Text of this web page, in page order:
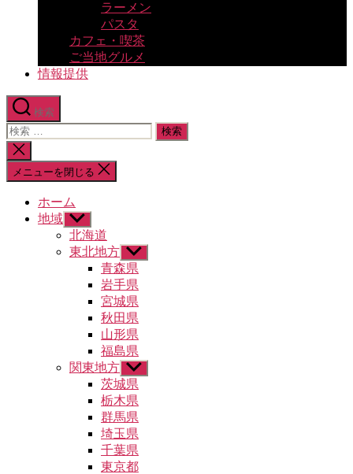
ラーメン
パスタ
カフェ・喫茶
ご当地グルメ
情報提供
検索
検
索
対
象:
検
索
を
メニューを閉じる
ホーム
地域 サ
ブ
メ
北海道
東北地方 サ
ブ
メ
ニ
ュ
ー
を
表
示
青森県
岩手県
宮城県
秋田県
山形県
福島県
関東地方 サ
ブ
メ
ニ
ュ
ー
を
表
茨城県
栃木県
群馬県
埼玉県
千葉県
東京都